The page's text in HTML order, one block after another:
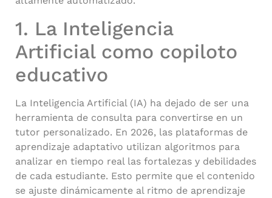
1. La Inteligencia
Artificial como copiloto
educativo
La Inteligencia Artificial (IA) ha dejado de ser una
herramienta de consulta para convertirse en un
tutor personalizado. En 2026, las plataformas de
aprendizaje adaptativo utilizan algoritmos para
analizar en tiempo real las fortalezas y debilidades
de cada estudiante. Esto permite que el contenido
se ajuste dinámicamente al ritmo de aprendizaje